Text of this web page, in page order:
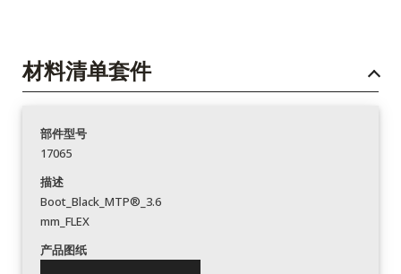
材料清单套件
部件型号
17065
描述
Boot_Black_MTP®_3.6
mm_FLEX
产品图纸